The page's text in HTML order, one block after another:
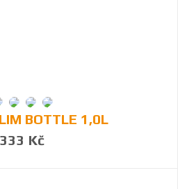
BOTTLE 1,0L
333 Kč